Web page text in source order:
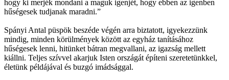
hogy ki merjék mondani a maguk igenjét, hogy ebben az igenben
hűségesek tudjanak maradni.”
Spányi Antal püspök beszéde végén arra biztatott, igyekezzünk
mindig, minden körülmények között az egyház tanításához
hűségesek lenni, hitünket bátran megvallani, az igazság mellett
kiállni. Teljes szívvel akarjuk Isten országát építeni szeretetünkkel,
életünk példájával és buzgó imádsággal.